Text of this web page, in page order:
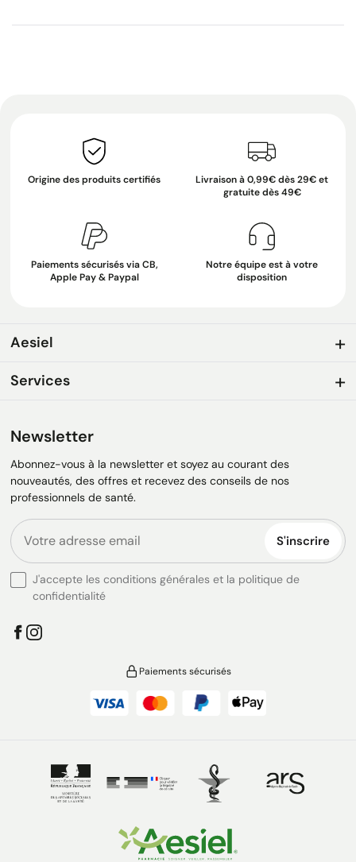
Origine des produits certifiés
Livraison à 0,99€ dès 29€ et
gratuite dès 49€
Paiements sécurisés via CB,
Apple Pay & Paypal
Notre équipe est à votre
disposition
Aesiel
Services
Newsletter
Abonnez-vous à la newsletter et soyez au courant des
nouveautés, des offres et recevez des conseils de nos
professionnels de santé.
S'inscrire
J'accepte les conditions générales et la politique de
confidentialité
Paiements sécurisés